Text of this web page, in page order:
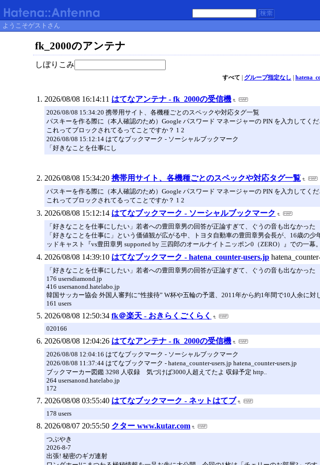
ようこそゲストさん
fk_2000のアンテナ
しぼりこみ
すべて グループ指定なし
2026/08/08 16:14:11 はてなアンテナ - fk_2000の受信機
2026/08/08 15:34:20 携帯用サイト、各機種ごとのスペックや対応タグ一覧
パスキーを作る際に（本人確認のため）Google パスワード マネージャーの PIN を入力し
これってブロックされてるってことですか？ 1 2
2026/08/08 15:12:14 はてなブックマーク - ソーシャルブックマーク
「好きなことを仕事にし
2026/08/08 15:34:20 携帯用サイト、各機種ごとのスペックや対応タグ一覧
パスキーを作る際に（本人確認のため）Google パスワード マネージャーの PIN を入力し
これってブロックされてるってことですか？ 1 2
2026/08/08 15:12:14 はてなブックマーク - ソーシャルブックマーク
「好きなことを仕事にしたい」若者への豊田章男の回答が正論すぎて、ぐうの音も出なかった
「好きなことを仕事に」という価値観が広がる中、トヨタ自動車の豊田章男会長が、16歳の
ッドキャスト『vs豊田章男 supported by 三四郎のオールナイトニッポン0（ZERO）』での一幕
2026/08/08 14:39:10 はてなブックマーク - hatena_counter-users.jp
「好きなことを仕事にしたい」若者への豊田章男の回答が正論すぎて、ぐうの音も出なかった
176 usersdiamond.jp
416 usersanond.hatelabo.jp
韓国サッカー協会 外国人審判に“性接待” W杯や五輪の予選、2011年から約1年間で10人余に対
161 users
2026/08/08 12:50:34 fk＠楽天 - おきらくごくらく
020166
2026/08/08 12:04:26 はてなアンテナ - fk_2000の受信機
2026/08/08 12:04:16 はてなブックマーク - ソーシャルブックマーク
2026/08/08 11:37:44 はてなブックマーク - hatena_counter-users.jp hatena_counter-users.jp
ブックマーカー図鑑 3298 人収録 気づけば3000人超えてたよ 収録予定 http..
264 usersanond.hatelabo.jp
172
2026/08/08 03:55:40 はてなブックマーク - ネットはてブ
178 users
2026/08/07 20:55:50 クター www.kutar.com
つぶやき
2026-8-7
出張! 秘密のギガ連射